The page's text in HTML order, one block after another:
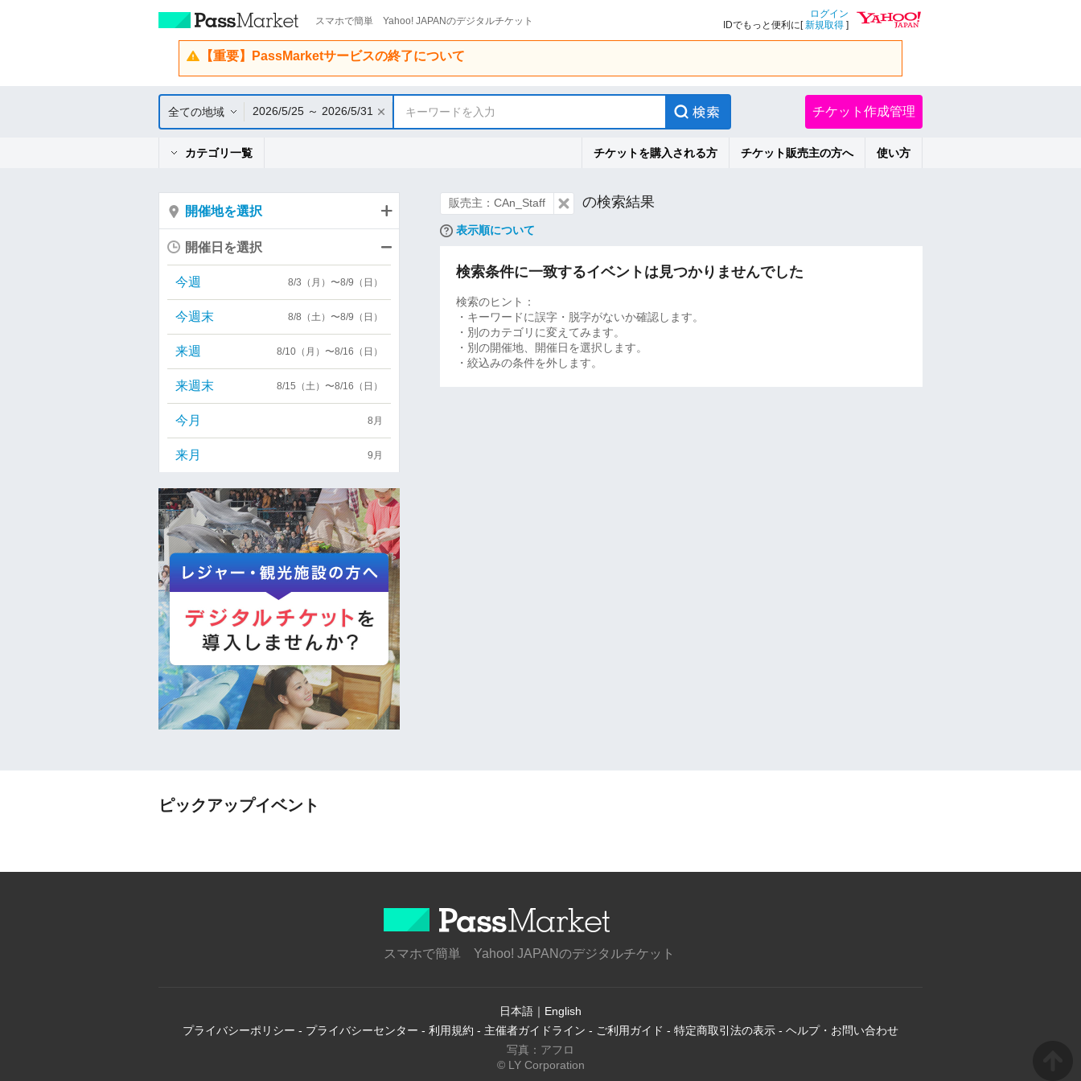
スマホで簡単 Yahoo! JAPANのデジタルチケット
ログイン
IDでもっと便利に[新規取得 ]
【重要】PassMarketサービスの終了について
全ての地域 2026/5/25 ～ 2026/5/31 キーワードを入力 チケット作成管理
カテゴリ一覧 チケットを購入される方 チケット販売主の方へ 使い方
販売主：CAn_Staff の検索結果
表示順について
検索条件に一致するイベントは見つかりませんでした
検索のヒント：
・キーワードに誤字・脱字がないか確認します。
・別のカテゴリに変えてみます。
・別の開催地、開催日を選択します。
・絞込みの条件を外します。
開催地を選択
開催日を選択
今週 8/3（月）〜8/9（日）
今週末 8/8（土）〜8/9（日）
来週 8/10（月）〜8/16（日）
来週末 8/15（土）〜8/16（日）
今月 8月
来月 9月
ピックアップイベント
スマホで簡単 Yahoo! JAPANのデジタルチケット
日本語 ｜ English
プライバシーポリシー - プライバシーセンター - 利用規約 - 主催者ガイドライン - ご利用ガイド - 特定商取引法の表示 - ヘルプ・お問い合わせ
写真：アフロ
© LY Corporation